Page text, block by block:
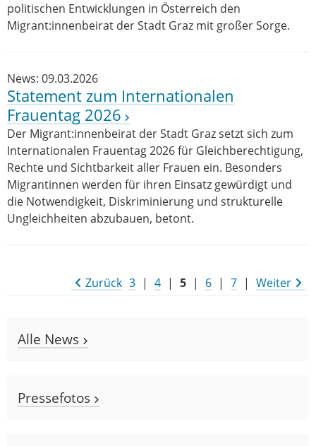
politischen Entwicklungen in Österreich den
Migrant:innenbeirat der Stadt Graz mit großer Sorge.
News: 09.03.2026
Statement zum Internationalen
Frauentag 2026
Der Migrant:innenbeirat der Stadt Graz setzt sich zum
Internationalen Frauentag 2026 für Gleichberechtigung,
Rechte und Sichtbarkeit aller Frauen ein. Besonders
Migrantinnen werden für ihren Einsatz gewürdigt und
die Notwendigkeit, Diskriminierung und strukturelle
Ungleichheiten abzubauen, betont.
Zurück 3 | 4 | 5 | 6 | 7 | Weiter
Alle News
Pressefotos